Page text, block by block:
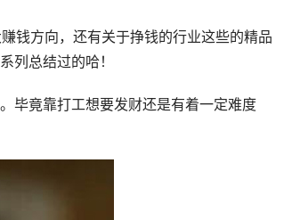
钱方向，还有关于挣钱的行业这些的精品
列总结过的哈！
毕竟靠打工想要发财还是有着一定难度